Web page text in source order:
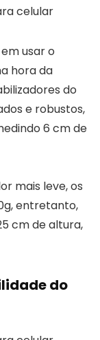
usar o
hora da
do
e robustos,
6 cm de
mais leve, os
entretanto,
cm de altura,
do